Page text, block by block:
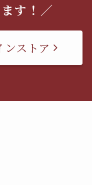
す！／
ンストア